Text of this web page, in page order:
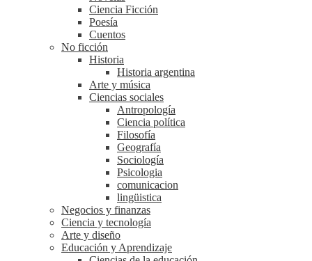
Ciencia Ficción
Poesía
Cuentos
No ficción
Historia
Historia argentina
Arte y música
Ciencias sociales
Antropología
Ciencia política
Filosofía
Geografía
Sociología
Psicologia
comunicacion
lingüistica
Negocios y finanzas
Ciencia y tecnología
Arte y diseño
Educación y Aprendizaje